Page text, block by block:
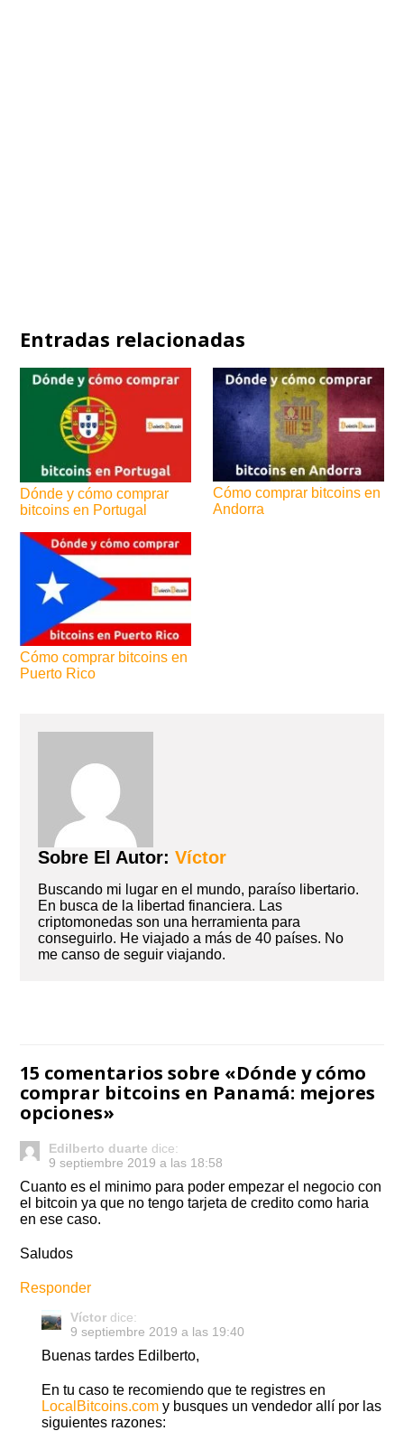
Entradas relacionadas
Dónde y cómo comprar
bitcoins en Portugal
Cómo comprar bitcoins en
Andorra
Cómo comprar bitcoins en
Puerto Rico
Sobre El Autor:Víctor
Buscando mi lugar en el mundo, paraíso libertario.
En busca de la libertad financiera. Las
criptomonedas son una herramienta para
conseguirlo. He viajado a más de 40 países. No
me canso de seguir viajando.
entradas
15 comentarios sobre «Dónde y cómo
comprar bitcoins en Panamá: mejores
opciones»
Edilberto duarte dice:
9 septiembre 2019 a las 18:58
Cuanto es el minimo para poder empezar el negocio con
el bitcoin ya que no tengo tarjeta de credito como haria
en ese caso.
Saludos
Responder
Víctor dice:
9 septiembre 2019 a las 19:40
Buenas tardes Edilberto,
En tu caso te recomiendo que te registres en
LocalBitcoins.comy busques un vendedor allí por las
siguientes razones: